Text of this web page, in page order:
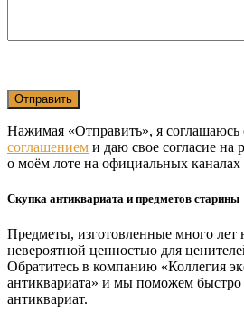
Нажимая «Отправить», я соглашаюсь
соглашением и даю свое согласие
о моём лоте на официальных каналах
Скупка антиквариата и предметов старины
Предметы, изготовленные много лет
невероятной ценностью для
Обратитесь в компанию «Коллегия
антиквариата» и мы поможем
антиквариат.